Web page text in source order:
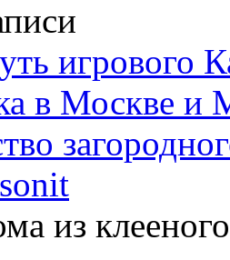
игрового
в Москве и
из